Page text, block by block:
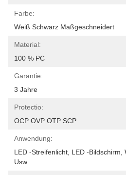
Farbe:
Weiß Schwarz Maßgeschneidert
Material:
100 % PC
Garantie:
3 Jahre
Protectio:
OCP OVP OTP SCP
Anwendung:
LED -Streifenlicht, LED -Bildschirm,
Usw.